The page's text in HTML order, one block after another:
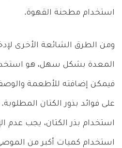
استخدام مطحنة القهوة.
ومن الطرق الشائعة الأخرى
المعدة بشكل سهل، هو
فيمكن إضافته للأطعمة
على فوائد بذور الكتان
استخدام بذر الكتان، يجب عدم
استخدام كميات أكبر من